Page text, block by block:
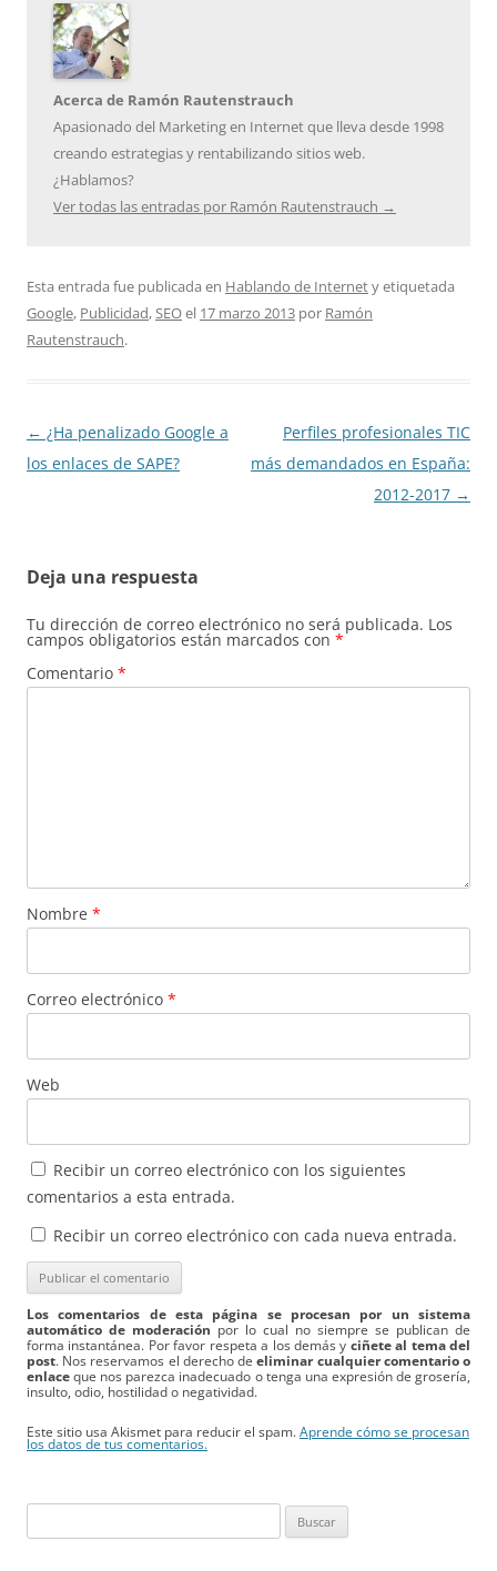
Acerca de Ramón Rautenstrauch
Apasionado del Marketing en Internet que lleva desde 1998
creando estrategias y rentabilizando sitios web.
¿Hablamos?
Ver todas las entradas por Ramón Rautenstrauch →
Esta entrada fue publicada en Hablando de Internety etiquetada
Google, Publicidad,SEOel 17 marzo 2013 por Ramón
Rautenstrauch.
Navegación
de
← ¿Ha penalizado Google a
los enlaces de SAPE?
Perfiles profesionales TIC
más demandados en España:
2012-2017 →
Deja una respuesta
Tu dirección de correo electrónico no será publicada. Los
campos obligatorios están marcados con *
Comentario *
Nombre *
Correo electrónico *
Web
Recibir un correo electrónico con los siguientes
comentarios a esta entrada.
Recibir un correo electrónico con cada nueva entrada.
Los comentarios de esta página se procesan por un sistema
automático de moderación por lo cual no siempre se publican de
forma instantánea. Por favor respeta a los demás y ciñete al tema del
post. Nos reservamos el derecho deeliminar cualquier comentario o
enlace que nos parezca inadecuado o tenga una expresión de grosería,
insulto, odio, hostilidad o negatividad.
Este sitio usa Akismet para reducir el spam. Aprende cómo se procesan
los datos de tus comentarios.